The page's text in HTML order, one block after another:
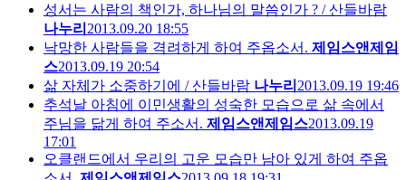
성서는 사람의 책인가, 하나님의 말씀인가 ? / 산들바람
나누리 2013.09.20 18:55
낙망한 사람들을 격려하게 하여 주옵소서. 제임스앤제임
스2013.09.19 20:54
삶 자체가 소중하기에 / 산들바람 나누리 2013.09.19 19:46
추석날 아침에 이민생활의 성숙한 모습으로 삶 속에서
주님을 닮게 하여 주소서. 제임스앤제임스2013.09.19
17:01
오클랜드에서 우리의 고운 모습만 남아 있게 하여 주옵